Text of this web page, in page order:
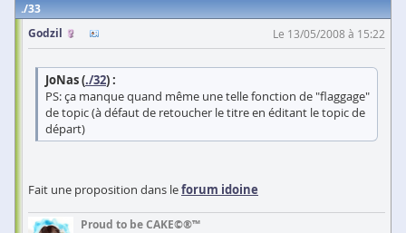
33
Godzil
Le 13/05/2008 à 15:22
JoNas (./32) :
PS: ça manque quand même une telle fonction de "flaggage"
de topic (à défaut de retoucher le titre en éditant le topic de
départ)
Fait une proposition dans leforum idoine
Proud to be CAKE©®™